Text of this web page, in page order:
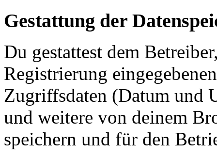
Gestattung der
Du gestattest dem
Registrierung
Zugriffsdaten (Datum und
und weitere von deinem
speichern und für den